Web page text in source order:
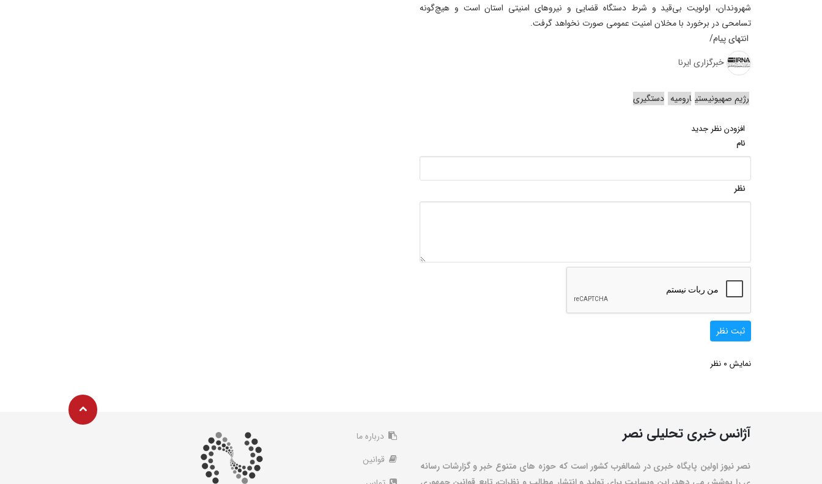
شهروندان، اولویت بی‌قید و شرط دستگاه قضایی و نیروهای امنیتی استان است و هیچ‌گونه
تسامحی در برخورد با مخلان امنیت عمومی صورت نخواهد گرفت.
انتهای پیام/
خبرگزاری ایرنا
رژیم صهیونیستی ارومیه دستگیری
افزودن نظر جدید
نام
نظر
ثبت نظر
نمایش 0 نظر
آژانس خبری تحلیلی نصر
نصر نیوز اولین پایگاه خبری در شمالغرب کشور است که حوزه های متنوع خبر و گزارشات رسانه
درباره ما
قوانین